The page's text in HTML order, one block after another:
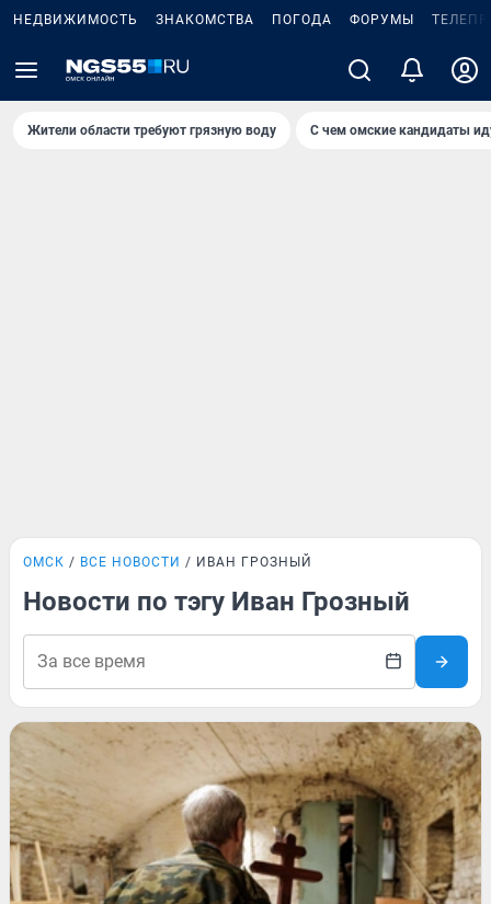
НЕДВИЖИМОСТЬ ЗНАКОМСТВА ПОГОДА ФОРУМЫ
Жители области требуют грязную воду С чем омские кандидаты
ОМСК ВСЕ НОВОСТИ ИВАН ГРОЗНЫЙ
Новости по тэгу Иван Грозный